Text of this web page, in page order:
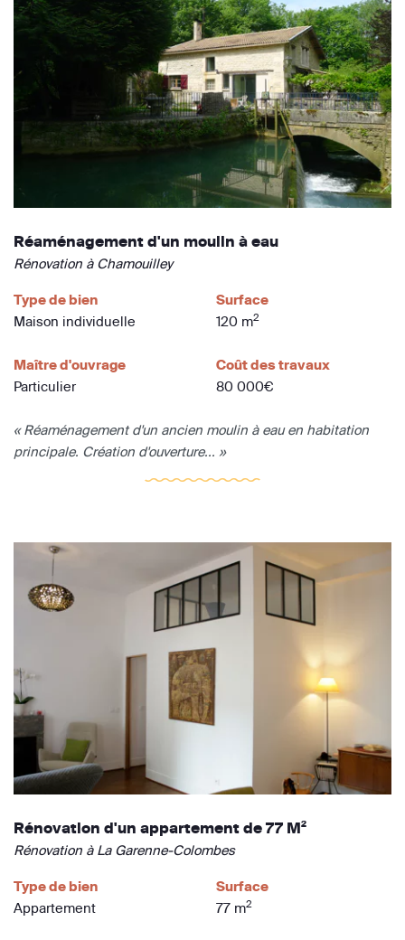
Réaménagement d'un moulin à eau
Rénovation à Chamouilley
Type de bien
Maison individuelle
Surface
120 m2
Maître d'ouvrage
Particulier
Coût des travaux
80 000€
« Réaménagement d'un ancien moulin à eau en habitation
principale. Création d'ouverture... »
Rénovation d'un appartement de 77 M²
Rénovation à La Garenne-Colombes
Type de bien
Appartement
Surface
77 m2